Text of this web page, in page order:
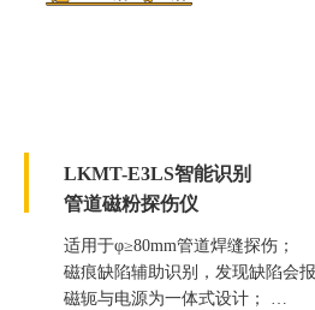
LKMT-E3LS智能识别
管道磁粉探伤仪
适用于φ≥80mm管道焊缝探伤；
磁痕缺陷辅助识别，发现缺陷会
磁轭与电源为一体式设计；